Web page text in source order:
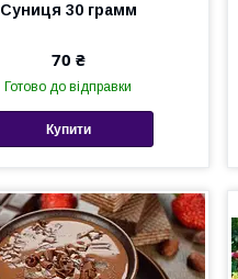
Суниця 30 грамм
70 ₴
Готово до відправки
Купити